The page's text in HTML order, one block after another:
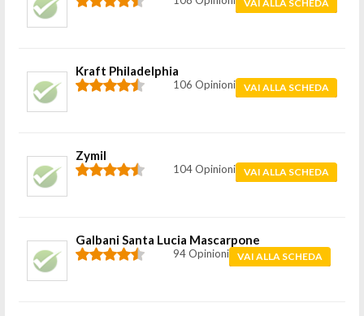
VAI ALLA SCHEDA
Kraft Philadelphia
106 Opinioni VAI ALLA SCHEDA
Zymil
104 Opinioni VAI ALLA SCHEDA
Galbani Santa Lucia Mascarpone
94 Opinioni VAI ALLA SCHEDA